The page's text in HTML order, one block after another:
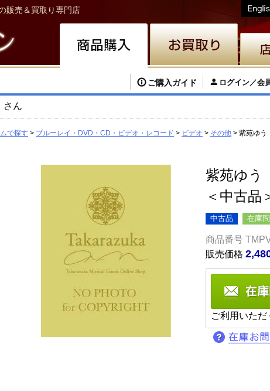
販売＆買取り専門店
ご購入ガイド ログイン／会
さん
で探す ブルーレイ・DVD・CD・ビデオ・レコード ビデオ その他 紫苑ゆう
紫苑ゆう
＜中古品
中古品 在庫
商品番号
販売価格
ご利用いただ